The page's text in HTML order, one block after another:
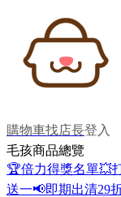
購物車找店長登入
毛孩商品總覽
🏆倍力得獎名單💥
送一📢即期出清29